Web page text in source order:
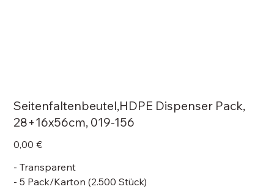
Seitenfaltenbeutel,HDPE Dispenser Pack,
28+16x56cm, 019-156
Price
0,00 €
- Transparent
- 5 Pack/Karton (2.500 Stück)